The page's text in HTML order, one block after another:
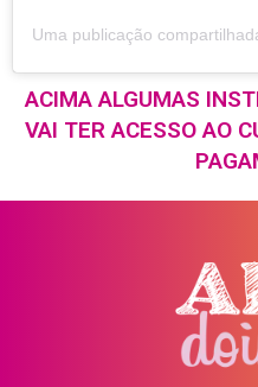
ACIMA ALGUMAS
VAI TER ACESSO AO